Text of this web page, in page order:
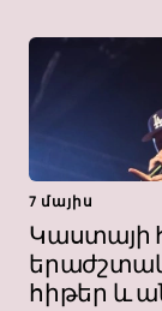
7 մայիս
Կաստայի
հիթեր և